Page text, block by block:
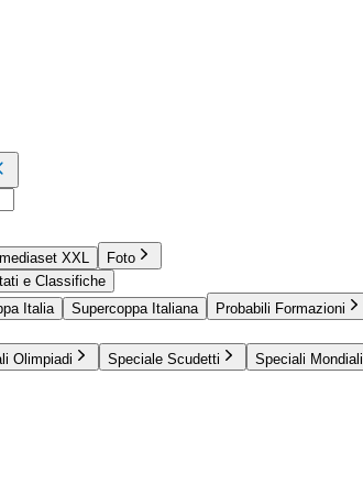
XXL
Foto
e Classifiche
Italia Supercoppa Italiana Probabili Formazioni
Olimpiadi Speciale Scudetti Speciali Mondiali